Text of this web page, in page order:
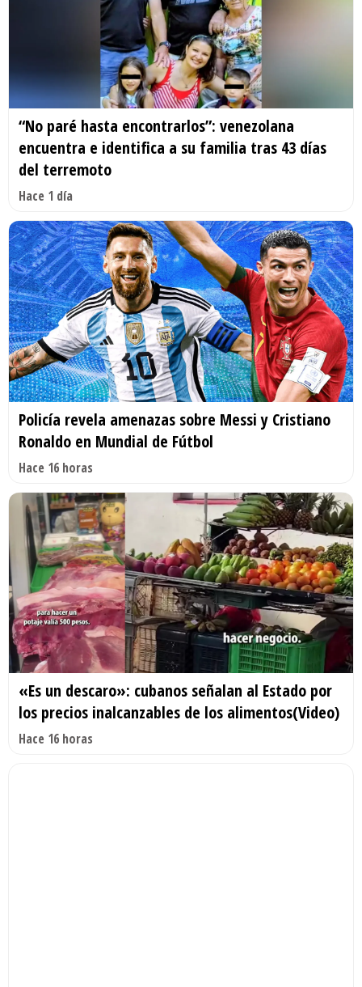
“No paré hasta encontrarlos”: venezolana
encuentra e identifica a su familia tras 43 días
del terremoto
Hace 1 día
Policía revela amenazas sobre Messi y Cristiano
Ronaldo en Mundial de Fútbol
Hace 16 horas
«Es un descaro»: cubanos señalan al Estado por
los precios inalcanzables de los alimentos(Video)
Hace 16 horas